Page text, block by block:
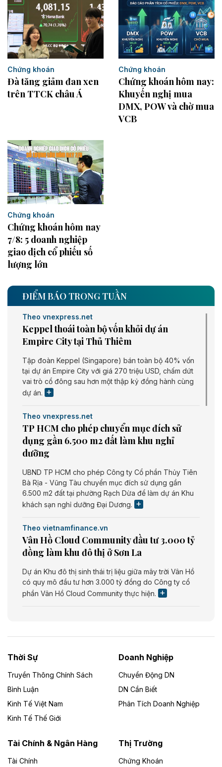
Chứng khoán
Đà tăng giảm đan xen
trên TTCK châu Á
Chứng khoán
Chứng khoán hôm nay:
Khuyến nghị mua
DMX, POW và chờ mua
VCB
Chứng khoán
Chứng khoán hôm nay
7/8: 5 doanh nghiệp
giao dịch cổ phiếu số
lượng lớn
ĐIỂM BÁO TRONG TUẦN
Theo vnexpress.net
Keppel thoái toàn bộ vốn khỏi dự án
Empire City tại Thủ Thiêm
Tập đoàn Keppel (Singapore) bán toàn bộ 40% vốn
tại dự án Empire City với giá 270 triệu USD, chấm dứt
vai trò cổ đông sau hơn một thập kỷ đồng hành cùng
dự án.
Theo vnexpress.net
TP HCM cho phép chuyển mục đích sử
dụng gần 6.500 m2 đất làm khu nghỉ
dưỡng
UBND TP HCM cho phép Công ty Cổ phần Thủy Tiên
Bà Rịa - Vũng Tàu chuyển mục đích sử dụng gần
6.500 m2 đất tại phường Rạch Dừa để làm dự án Khu
khách sạn nghỉ dưỡng Đại Dương.
Theo vietnamfinance.vn
Vân Hồ Cloud Community đầu tư 3.000 tỷ
đồng làm khu đô thị ở Sơn La
Dự án Khu đô thị sinh thái trị liệu giữa mây trời Vân Hồ
có quy mô đầu tư hơn 3.000 tỷ đồng do Công ty cổ
phần Vân Hồ Cloud Community thực hiện.
Dự án Nhà máy xử lý rác và phát điện Bắc Giang do
Công ty TNHH Năng lượng môi trường Bắc Giang làm
Theo vietnamfinance.vn
Đức Long Gia Lai mở rộng ‘hệ sinh thái’
Lai
Bốn doanh nghiệp có sự góp vốn của Công ty Cổ
Thời Sự
Truyền Thông Chính Sách
Bình Luận
Kinh Tế Việt Nam
Kinh Tế Thế Giới
Doanh Nghiệp
Chuyển Động DN
DN Cần Biết
Phân Tích Doanh Nghiệp
Tài Chính & Ngân Hàng
Tài Chính
Thị Trường
Chứng Khoán